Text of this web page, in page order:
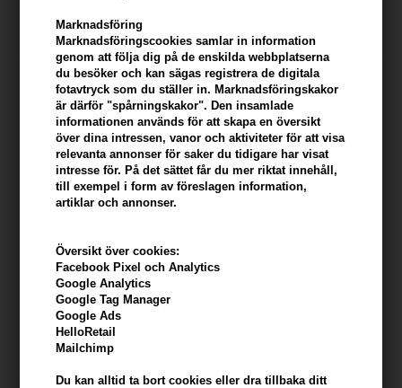
Marknadsföring
Marknadsföringscookies samlar in information
genom att följa dig på de enskilda webbplatserna
du besöker och kan sägas registrera de digitala
fotavtryck som du ställer in. Marknadsföringskakor
är därför "spårningskakor". Den insamlade
informationen används för att skapa en översikt
över dina intressen, vanor och aktiviteter för att visa
relevanta annonser för saker du tidigare har visat
intresse för. På det sättet får du mer riktat innehåll,
till exempel i form av föreslagen information,
artiklar och annonser.
Översikt över cookies:
Facebook Pixel och Analytics
Google Analytics
Google Tag Manager
Google Ads
HelloRetail
Mailchimp
Du kan alltid ta bort cookies eller dra tillbaka ditt
epiic nr 12 Curl?it Cream
150ml
324,00 SEK
Maria Nila Coils & Curls